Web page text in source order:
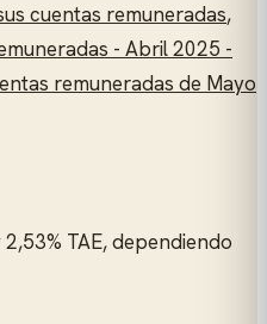
cuentas remuneradas,
- Abril 2025 -
remuneradas de Mayo
TAE, dependiendo